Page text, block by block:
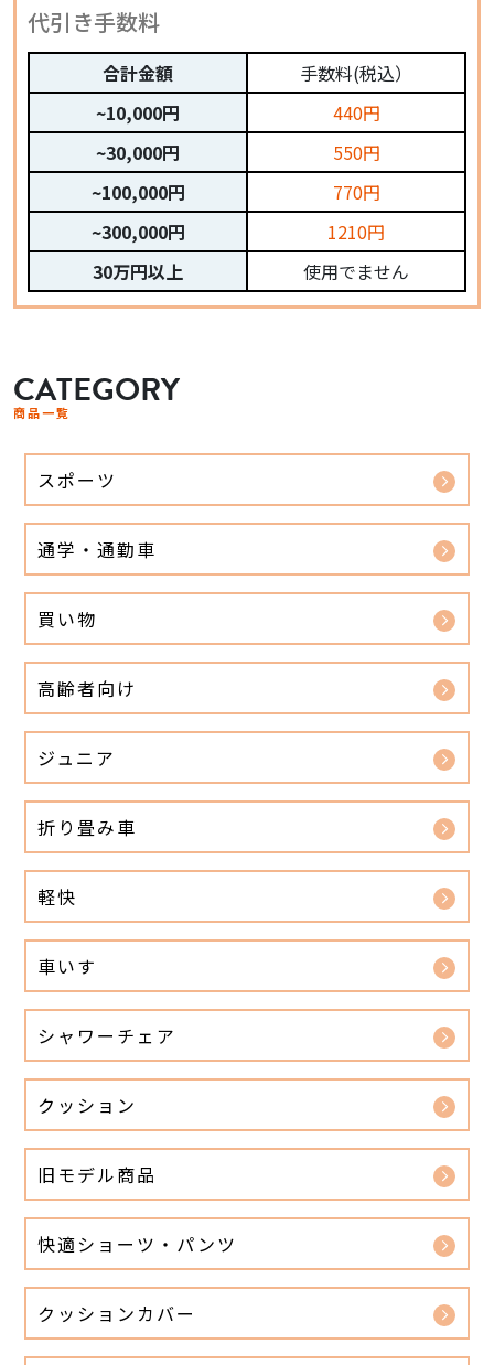
代引き手数料
合計金額
~10,000円
~30,000円
~100,000円
~300,000円
30万円以上
手数料(税込）
440円
550円
770円
1210円
使用でません
CATEGORY
商品一覧
スポーツ
通学・通勤車
買い物
高齢者向け
ジュニア
折り畳み車
軽快
車いす
シャワーチェア
クッション
旧モデル商品
快適ショーツ・パンツ
クッションカバー